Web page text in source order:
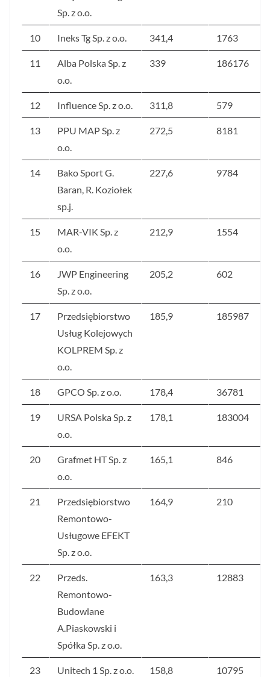
Sp. z o.o.
10 Ineks Tg Sp. z o.o. 341,4 1763
11
Alba Polska Sp. z
o.o.
339 186176
12 Influence Sp. z o.o. 311,8 579
13
PPU MAP Sp. z
o.o.
272,5 8181
14
Bako Sport G.
Baran, R. Koziołek
sp.j.
227,6 9784
15
MAR-VIK Sp. z
o.o.
212,9 1554
16
JWP Engineering
Sp. z o.o.
205,2 602
17
Przedsiębiorstwo
Usług Kolejowych
KOLPREM Sp. z
o.o.
185,9 185987
18 GPCO Sp. z o.o. 178,4 36781
19
URSA Polska Sp. z
o.o.
178,1 183004
20
Grafmet HT Sp. z
o.o.
165,1 846
21
Przedsiębiorstwo
Remontowo-
Usługowe EFEKT
Sp. z o.o.
164,9 210
22
Przeds.
Remontowo-
Budowlane
A.Piaskowski i
Spółka Sp. z o.o.
163,3 12883
23 Unitech 1 Sp. z o.o. 158,8 10795